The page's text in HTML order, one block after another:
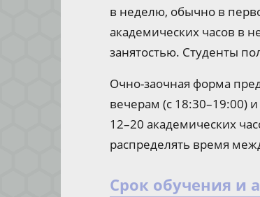
в неделю, обычно в
академических часов в
занятостью. Студенты
Очно-заочная форма
вечерам (с 18:30–19:00)
12–20 академических
распределять время
Срок обучения и